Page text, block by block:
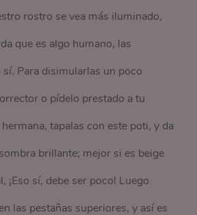
rostro se vea más iluminado,
que es algo humano, las
Para disimularlas un poco
o pídelo prestado a tu
tapalas con este poti, y da
brillante; mejor si es beige
¡Eso sí, debe ser poco! Luego
las pestañas superiores, y así es